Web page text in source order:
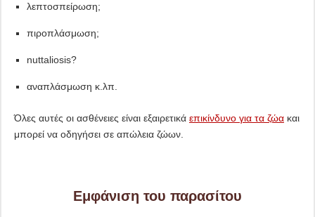
λεπτοσπείρωση;
πιροπλάσμωση;
nuttaliosis?
αναπλάσμωση κ.λπ.
Όλες αυτές οι ασθένειες είναι εξαιρετικά επικίνδυνο για τα ζώακαι
μπορεί να οδηγήσει σε απώλεια ζώων.
Εμφάνιση του παρασίτου